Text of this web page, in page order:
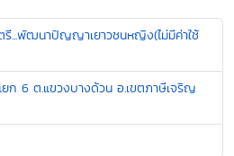
รี...พัฒนาปัญญาเยาวชนหญิง(ไม่มีค่าใช้
ก 6 ต.แขวงบางด้วน อ.เขตภาษีเจริญ